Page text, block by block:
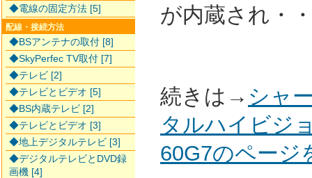
が内蔵され・
続きは→ シャ
タルハイビジ
60G7のページ
◆電線の固定方法 [5]
配線・接続方法
◆BSアンテナの取付 [8]
◆SkyPerfec TV取付 [7]
◆テレビ [2]
◆テレビとビデオ [5]
◆BS内蔵テレビ [2]
◆テレビとビデオ [3]
◆地上デジタルテレビ [3]
◆デジタルテレビとDVD録
画機 [4]